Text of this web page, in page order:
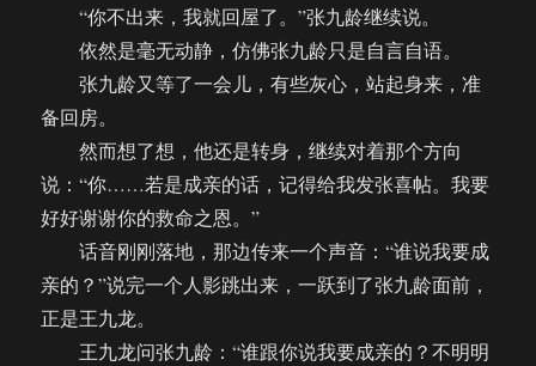
“你不出来，我就回屋了。”张九龄继续说。
依然是毫无动静，仿佛张九龄只是自言自语。
张九龄又等了一会儿，有些灰心，站起身来，准
备回房。
然而想了想，他还是转身，继续对着那个方向
说：“你……若是成亲的话，记得给我发张喜帖。我要
好好谢谢你的救命之恩。”
话音刚刚落地，那边传来一个声音：“谁说我要成
亲的？”说完一个人影跳出来，一跃到了张九龄面前，
正是王九龙。
王九龙问张九龄：“谁跟你说我要成亲的？不明明